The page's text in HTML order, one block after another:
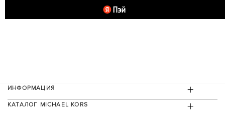
ИНФОРМАЦИЯ +
КАТАЛОГ MICHAEL KORS +